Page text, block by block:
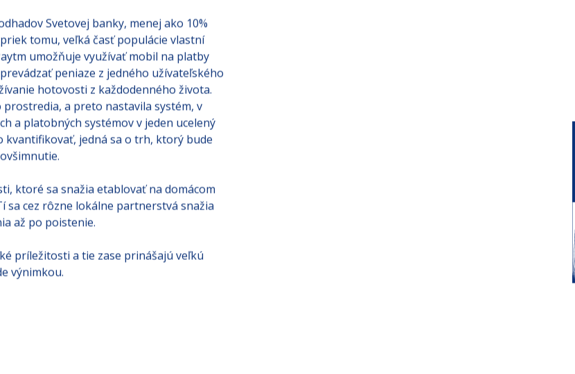
Svetovej banky, menej ako 10%
tomu, veľká časť populácie vlastní
umožňuje využívať mobil na platby
peniaze z jedného užívateľského
hotovosti z každodenného života.
a preto nastavila systém, v
a platobných systémov v jeden ucelený
kvantifikovať, jedná sa o trh, ktorý bude
ktoré sa snažia etablovať na domácom
sa cez rôzne lokálne partnerstvá snažia
až po poistenie.
príležitosti a tie zase prinášajú veľkú
výnimkou.